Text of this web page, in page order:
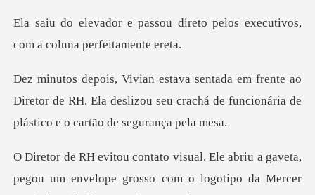
direto pelos executivos,
com
ao
Diretor de RH. Ela deslizou seu crachá de funci
a gaveta,
pegou um envelope grosso com o logotipo